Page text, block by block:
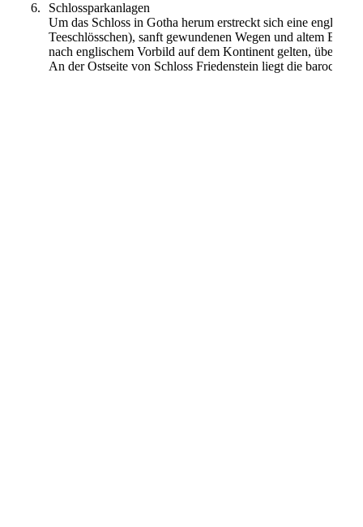
6.
Schlossparkanlagen
Um das Schloss in Gotha herum erstreckt sich eine
Teeschlösschen), sanft gewundenen Wegen und altem
nach englischem Vorbild auf dem Kontinent gelten, übertrifft
An der Ostseite von Schloss Friedenstein liegt die barocke